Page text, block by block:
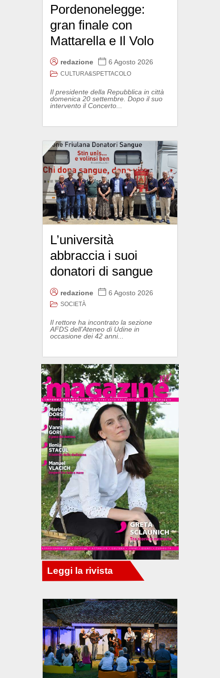
Pordenonelegge:
gran finale con
Mattarella e Il Volo
redazione 6 Agosto 2026
CULTURA&SPETTACOLO
Il presidente della Repubblica in città
domenica 20 settembre. Dopo il suo
intervento il Concerto...
L’università
abbraccia i suoi
donatori di sangue
redazione 6 Agosto 2026
SOCIETÀ
Il rettore ha incontrato la sezione
AFDS dell'Ateneo di Udine in
occasione dei 42 anni...